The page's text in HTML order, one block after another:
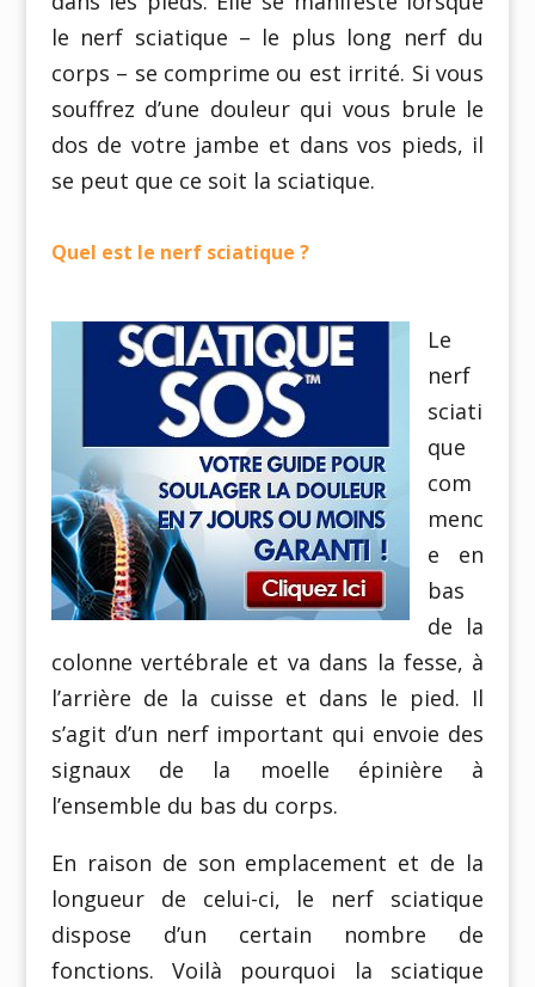
le nerf sciatique – le plus long nerf du
corps – se comprime ou est irrité. Si vous
souffrez d’une douleur qui vous brule le
dos de votre jambe et dans vos pieds, il
se peut que ce soit la sciatique.
Quel est le nerf sciatique ?
Le
nerf
sciati
que
com
menc
e en
bas
de la
colonne vertébrale et va dans la fesse, à
l’arrière de la cuisse et dans le pied. Il
s’agit d’un nerf important qui envoie des
signaux de la moelle épinière à
l’ensemble du bas du corps.
En raison de son emplacement et de la
longueur de celui-ci, le nerf sciatique
dispose d’un certain nombre de
fonctions. Voilà pourquoi la sciatique